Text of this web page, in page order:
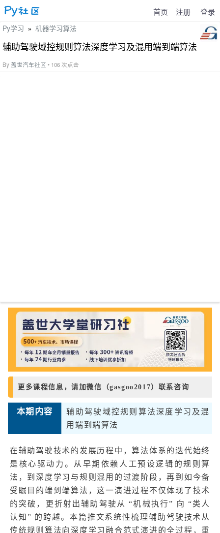
首页 注册 登录
Py学习 » 机器学习算法
辅助驾驶域控规则算法深度学习及混用端到端算法
By 盖世汽车社区 • 106 次点击
更多课程信息，请加微信（gasgoo2017）联系咨询
本期 内容
辅助驾驶域控规则算法深度学习及混
用端到端算法
在辅助驾驶技术的发展历程中，算法体系的迭代始终
是核心驱动力。从早期依赖人工预设逻辑的规则算
法，到深度学习与规则混用的过渡阶段，再到如今备
受瞩目的端到端算法，这一演进过程不仅体现了技术
的突破，更折射出辅助驾驶从 “机械执行” 向 “类人
认知” 的跨越。本篇推文系统性梳理辅助驾驶技术从
传统规则算法向深度学习融合范式演进的全过程，重